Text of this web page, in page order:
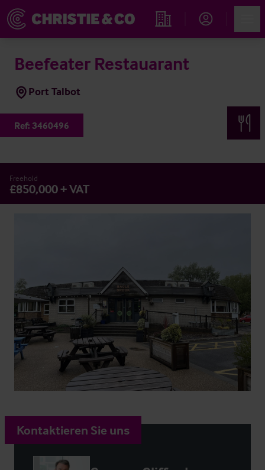
Immobiliensuche
Beefeater Restauarant
Port Talbot
Ref: 3460496
Freehold
£850,000 + VAT
Kontaktieren Sie uns